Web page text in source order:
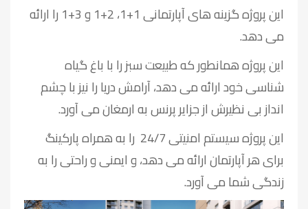
این پروژه گزینه های آپارتمانی 1+1، 2+1 و 3+1 را ارائه
می دهد.
این پروژه همانطور که طبیعت سبز را با باغ گیاه
شناسی خود ارائه می دهد، آرامش دریا را نیز با چشم
انداز بی نظیرش از جزایر پرنس به ارمغان می آورد.
این پروژه سیستم امنیتی 24/7 را به همراه پارکینگ
برای هر آپارتمان ارائه می دهد، و ایمنی و راحتی را به
زندگی شما می آورد.